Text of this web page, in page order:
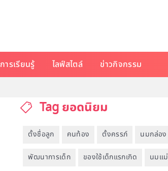
การเรียนรู้ ไลฟ์สไตล์ ข่าวกิจกรรม
Tag ยอดนิยม
ตั้งชื่อลูก คนท้อง ตั้งครรภ์ นมกล่อง
พัฒนาการเด็ก ของใช้เด็กแรกเกิด นมแม่